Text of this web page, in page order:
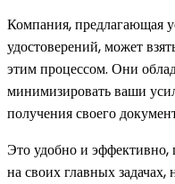
Компания, предлагающая
удостоверений, может
этим процессом. Они
минимизировать ваши
получения своего
Это удобно и эффективно,
на своих главных задачах,